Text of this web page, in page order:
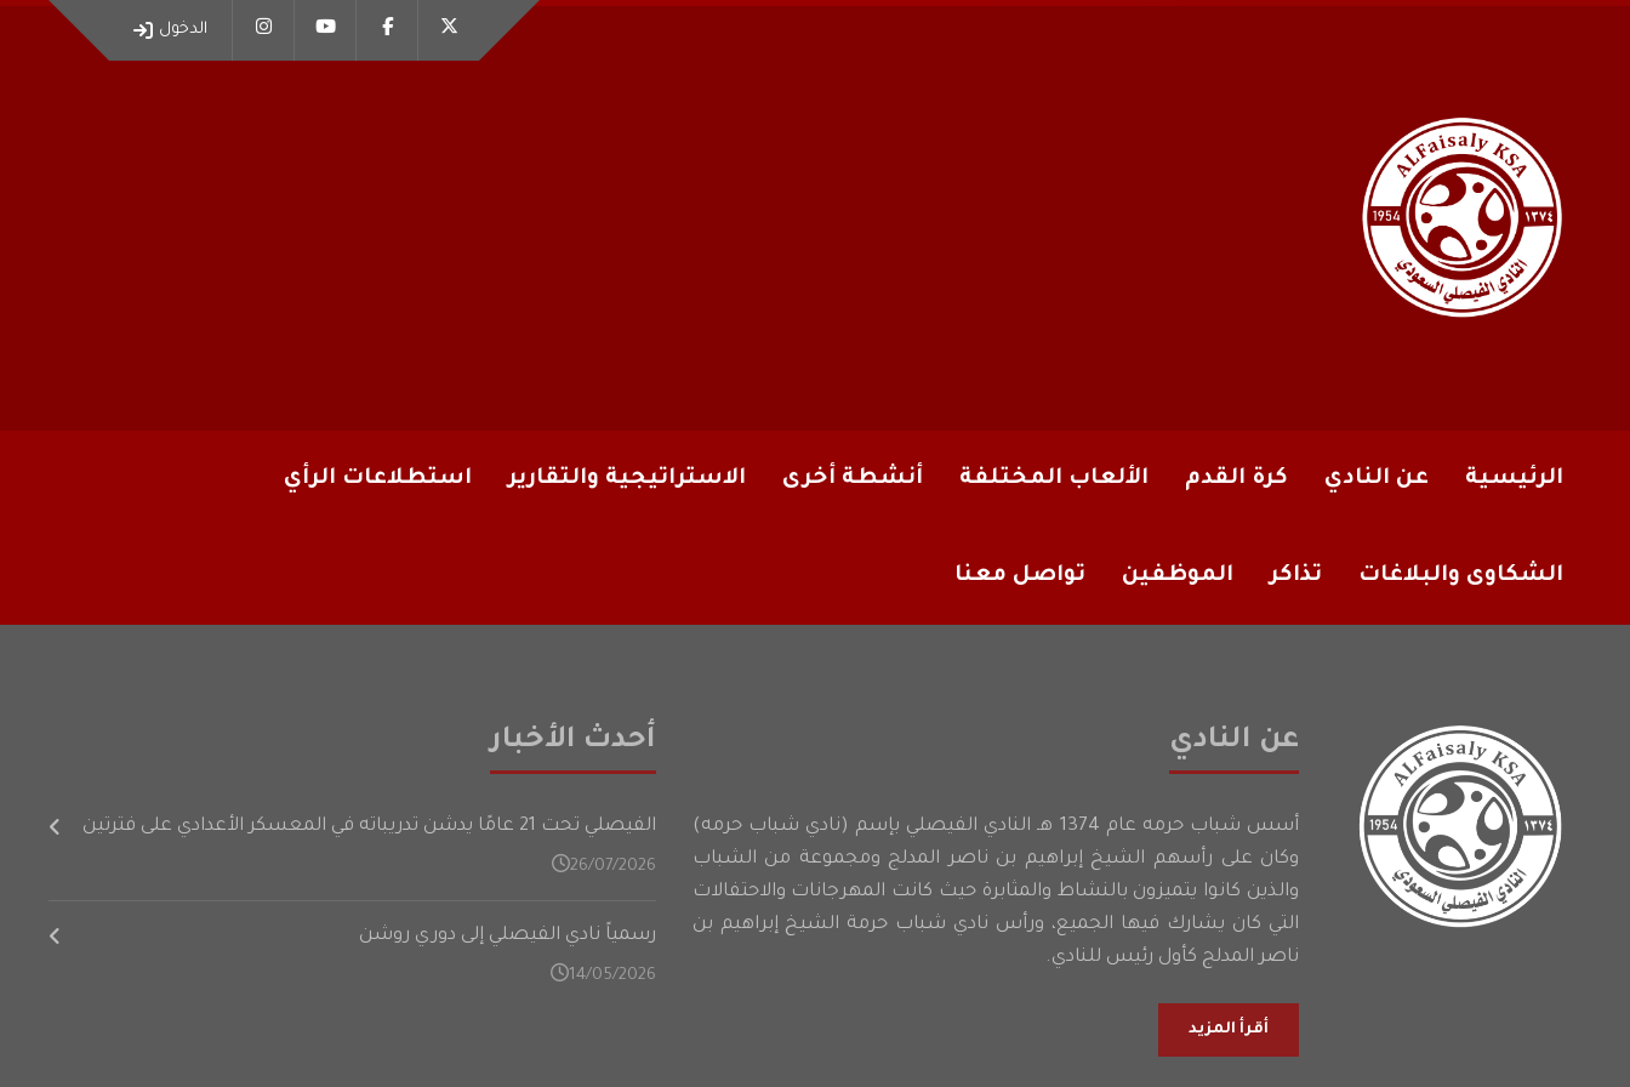
الدخول
الرئيسية عن النادي كرة القدم الألعاب المختلفة أنشطة أخرى الاستراتيجية والتقارير استطلاعات الرأي
الشكاوى والبلاغات تذاكر الموظفين تواصل معنا
عن النادي
أسس شباب حرمه عام 1374 هـ النادي الفيصلي بإسم (نادي شباب حرمه)
وكان على رأسهم الشيخ إبراهيم بن ناصر المدلج ومجموعة من الشباب
والذين كانوا يتميزون بالنشاط والمثابرة حيث كانت المهرجانات والاحتفالات
التي كان يشارك فيها الجميع، ورأس نادي شباب حرمة الشيخ إبراهيم بن
ناصر المدلج كأول رئيس للنادي.
أقرأ المزيد
أحدث الأخبار
الفيصلي تحت 21 عامًا يدشن تدريباته في المعسكر الأعدادي على فترتين
26/07/2026
رسمياً نادي الفيصلي إلى دوري روشن
14/05/2026